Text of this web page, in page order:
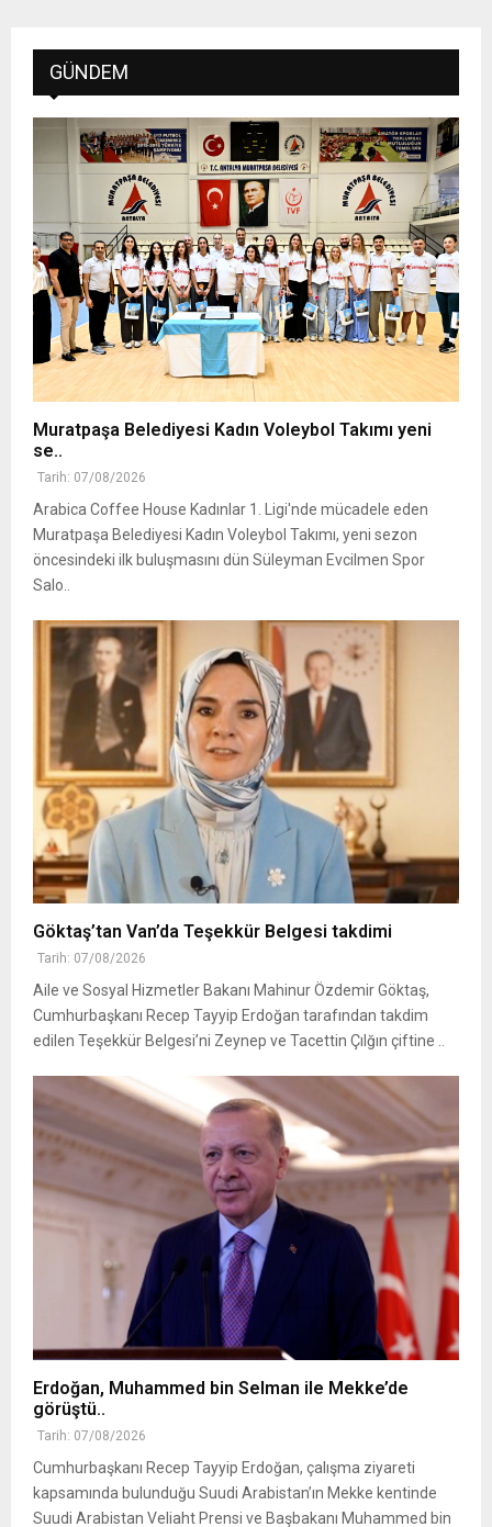
GÜNDEM
Muratpaşa Belediyesi Kadın Voleybol Takımı yeni
se..
Tarih: 07/08/2026
Arabica Coffee House Kadınlar 1. Ligi'nde mücadele eden
Muratpaşa Belediyesi Kadın Voleybol Takımı, yeni sezon
öncesindeki ilk buluşmasını dün Süleyman Evcilmen Spor
Salo..
Göktaş’tan Van’da Teşekkür Belgesi takdimi
Tarih: 07/08/2026
Aile ve Sosyal Hizmetler Bakanı Mahinur Özdemir Göktaş,
Cumhurbaşkanı Recep Tayyip Erdoğan tarafından takdim
edilen Teşekkür Belgesi’ni Zeynep ve Tacettin Çılğın çiftine ..
Erdoğan, Muhammed bin Selman ile Mekke’de
görüştü..
Tarih: 07/08/2026
Cumhurbaşkanı Recep Tayyip Erdoğan, çalışma ziyareti
kapsamında bulunduğu Suudi Arabistan’ın Mekke kentinde
Suudi Arabistan Veliaht Prensi ve Başbakanı Muhammed bin